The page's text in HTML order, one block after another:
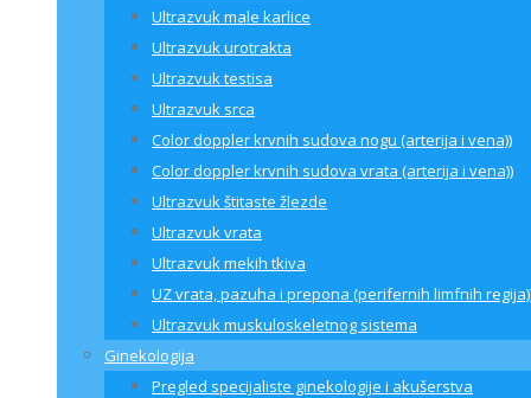
Ultrazvuk male karlice
Ultrazvuk urotrakta
Ultrazvuk testisa
Ultrazvuk srca
Color doppler krvnih sudova nogu (arterija i vena))
Color doppler krvnih sudova vrata (arterija i vena))
Ultrazvuk štitaste žlezde
Ultrazvuk vrata
Ultrazvuk mekih tkiva
UZ vrata, pazuha i prepona (perifernih limfnih
Ultrazvuk muskuloskeletnog sistema
Ginekologija
Pregled specijaliste ginekologije i akušerstva